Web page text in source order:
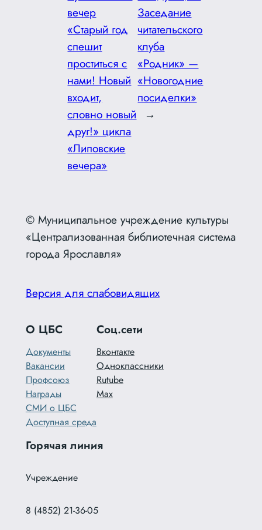
вечер
«Старый год
спешит
проститься с
нами! Новый
входит,
словно новый
друг!» цикла
«Липовские
вечера»
Заседание
читательского
клуба
«Родник» —
«Новогодние
посиделки»
→
© Муниципальное учреждение культуры
«Централизованная библиотечная система
города Ярославля»
Версия для слабовидящих
О ЦБС
Документы
Вакансии
Профсоюз
Награды
СМИ о ЦБС
Доступная среда
Соц.сети
Вконтакте
Одноклассники
Rutube
Max
Горячая линия
Учреждение
8 (4852) 21-36-05